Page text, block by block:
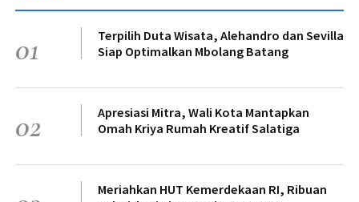
01
Terpilih Duta Wisata, Alehandro dan Sevilla
Siap Optimalkan Mbolang Batang
02
Apresiasi Mitra, Wali Kota Mantapkan
Omah Kriya Rumah Kreatif Salatiga
Meriahkan HUT Kemerdekaan RI, Ribuan